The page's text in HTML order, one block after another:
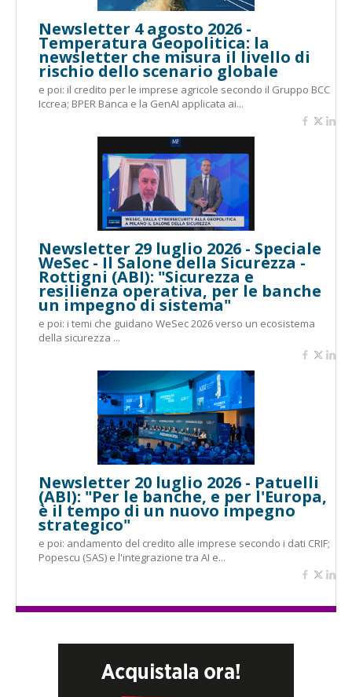
Newsletter 4 agosto 2026 -
Temperatura Geopolitica: la
newsletter che misura il livello di
rischio dello scenario globale
e poi: il credito per le imprese agricole secondo il Gruppo BCC
Iccrea; BPER Banca e la GenAI applicata ai...
Newsletter 29 luglio 2026 - Speciale
WeSec - Il Salone della Sicurezza -
Rottigni (ABI): "Sicurezza e
resilienza operativa, per le banche
un impegno di sistema"
e poi: i temi che guidano WeSec 2026 verso un ecosistema
della sicurezza ...
Newsletter 20 luglio 2026 - Patuelli
(ABI): "Per le banche, e per l'Europa,
è il tempo di un nuovo impegno
strategico"
e poi: andamento del credito alle imprese secondo i dati CRIF;
Popescu (SAS) e l'integrazione tra AI e...